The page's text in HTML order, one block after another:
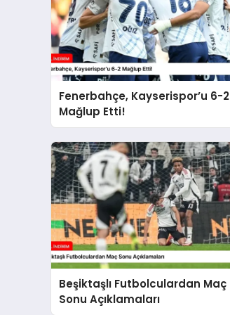
Fenerbahçe, Kayserispor’u 6-2
Mağlup Etti!
Beşiktaşlı Futbolculardan Maç
Sonu Açıklamaları